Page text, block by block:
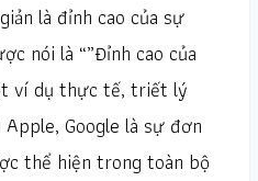
là đỉnh cao của sự
nói là “”Đỉnh cao của
ví dụ thực tế, triết lý
Google là sự đơn
thể hiện trong toàn bộ